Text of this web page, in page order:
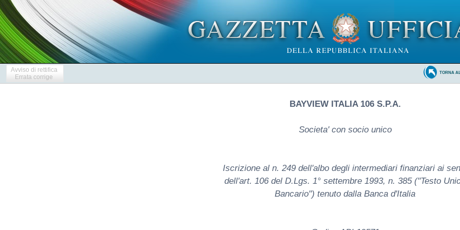
Avviso di rettifica
Errata corrige
TORNA
BAYVIEW ITALIA 106 S.P.A.
Societa' con socio unico
Iscrizione al n. 249 dell'albo degli intermediari finanziari ai
dell'art. 106 del D.Lgs. 1° settembre 1993, n. 385 ("Testo
Bancario") tenuto dalla Banca d'Italia